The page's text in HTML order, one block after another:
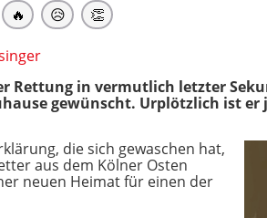
🔥 😥 👏
Rettung in vermutlich letzter
gewünscht. Urplötzlich ist er
die sich gewaschen hat,
aus dem Kölner Osten
neuen Heimat für einen der